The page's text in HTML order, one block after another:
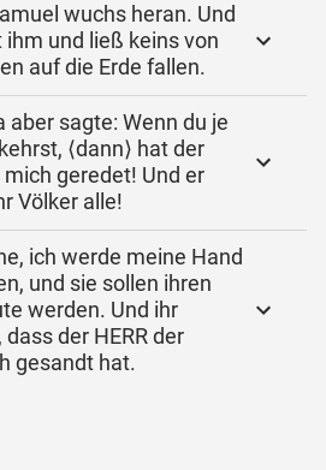
wuchs heran. Und
ihm und ließ keins von
auf die Erde fallen.
aber sagte: Wenn du je
⟨dann⟩ hat der
mich geredet! Und er
Völker alle!
ich werde meine Hand
und sie sollen ihren
werden. Und ihr
der HERR der
gesandt hat.